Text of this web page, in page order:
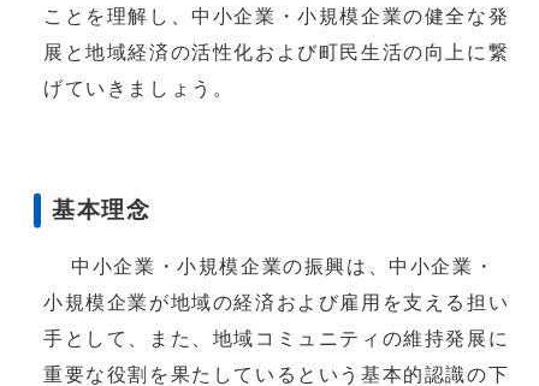
ことを理解し、中小企業・小規模企業の健全な発
展と地域経済の活性化および町民生活の向上に繋
げていきましょう。
基本理念
中小企業・小規模企業の振興は、中小企業・
小規模企業が地域の経済および雇用を支える担い
手として、また、地域コミュニティの維持発展に
重要な役割を果たしているという基本的認識の下